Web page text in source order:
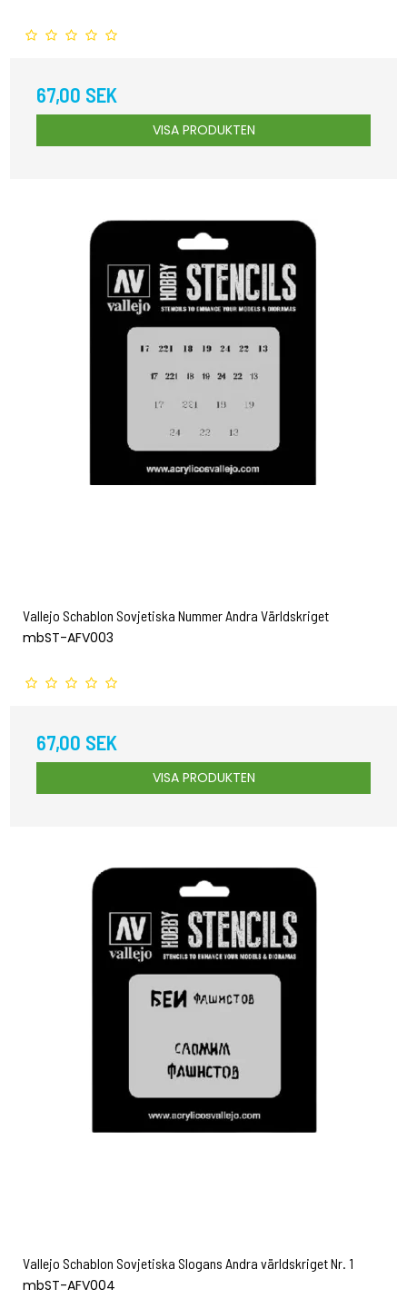
67,00 SEK
VISA PRODUKTEN
Vallejo Schablon Sovjetiska Nummer Andra Världskriget
mbST-AFV003
67,00 SEK
VISA PRODUKTEN
Vallejo Schablon Sovjetiska Slogans Andra världskriget Nr. 1
mbST-AFV004